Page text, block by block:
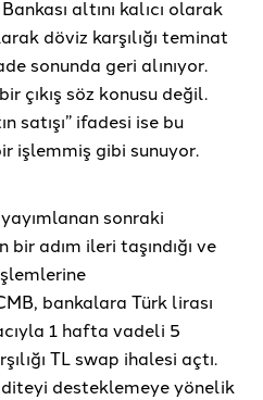
altını kalıcı olarak
döviz karşılığı teminat
sonunda geri alınıyor.
çıkış söz konusu değil.
satışı” ifadesi ise bu
işlemmiş gibi sunuyor.
sonraki
adım ileri taşındığı ve
bankalara Türk lirası
1 hafta vadeli 5
TL swap ihalesi açtı.
desteklemeye yönelik